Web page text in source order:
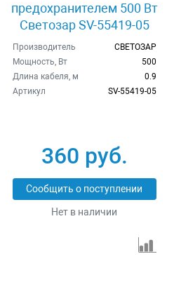
предохранителем 500 Вт
Светозар SV-55419-05
Производитель
СВЕТОЗАР
Мощность, Вт
500
Длина кабеля, м
0.9
Артикул
SV-55419-05
360 руб.
Сообщить о поступлении
Нет в наличии